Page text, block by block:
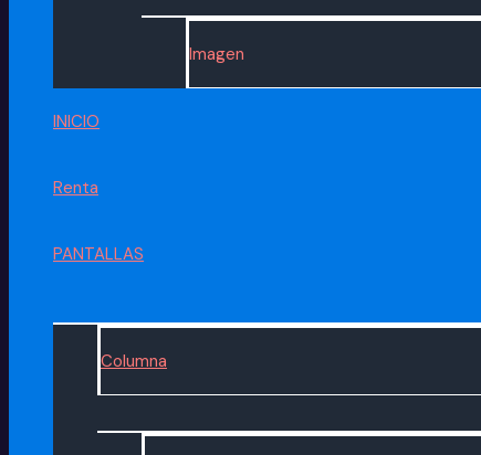
Imagen
INICIO
Renta
PANTALLAS
Columna